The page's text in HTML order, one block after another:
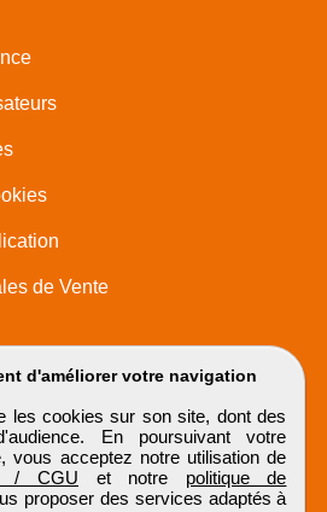
d'améliorer votre navigation
les cookies sur son site, dont des
En poursuivant votre
vous acceptez notre utilisation de
/ CGU et notre politique de
proposer des services adaptés à
de Vente